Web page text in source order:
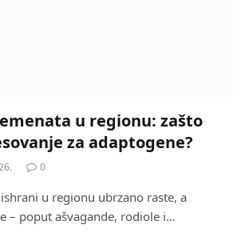
u regionu: zašto
za adaptogene?
0
u regionu ubrzano raste, a
– poput ašvagande, rodiole i…